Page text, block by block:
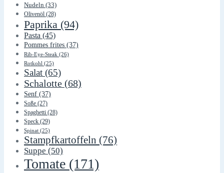
Nudeln (33)
Olivenöl (28)
Paprika (94)
Pasta (45)
Pommes frites (37)
Rib-Eye-Steak (26)
Rotkohl (25)
Salat (65)
Schalotte (68)
Senf (37)
Soße (27)
Spaghetti (28)
Speck (29)
Spinat (25)
Stampfkartoffeln (76)
Suppe (50)
Tomate (171)